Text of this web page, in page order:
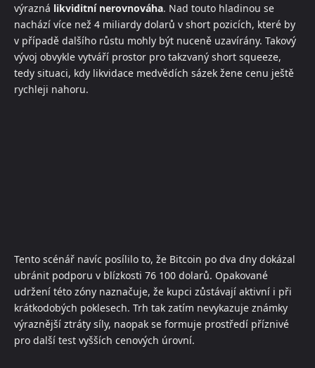
výrazná likviditní nerovnováha. Nad touto hladinou se
nachází více než 4 miliardy dolarů v short pozicích, které by
v případě dalšího růstu mohly být nuceně uzavírány. Takový
vývoj obvykle vytváří prostor pro takzvaný short squeeze,
tedy situaci, kdy likvidace medvědích sázek žene cenu ještě
rychleji nahoru.
Tento scénář navíc posílilo to, že Bitcoin po dva dny dokázal
ubránit podporu v blízkosti 76 100 dolarů. Opakované
udržení této zóny naznačuje, že kupci zůstávají aktivní i při
krátkodobých poklesech. Trh tak zatím nevykazuje známky
výraznější ztráty síly, naopak se formuje prostředí příznivé
pro další test vyšších cenových úrovní.